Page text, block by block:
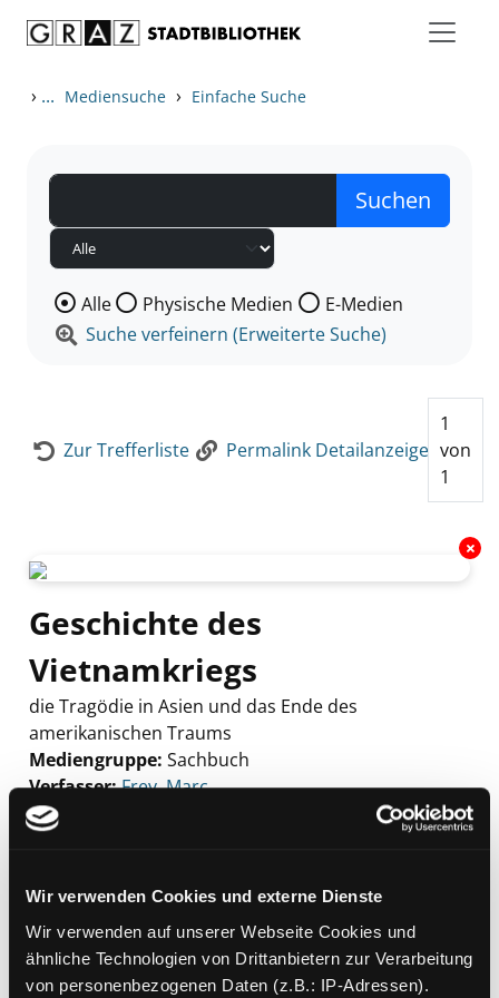
Wir verwenden Cookies und externe Dienste
Wir verwenden auf unserer Webseite Cookies und
ähnliche Technologien von Drittanbietern zur Verarbeitung
von personenbezogenen Daten (z.B.: IP-Adressen).
› ... Mediensuche › Einfache Suche
Wählen Sie die Medienart nach der Sie suchen wollen.
Alle Physische Medien
E-Medien
Suche verfeinern (Erweiterte Suche)
Zur Trefferliste Permalink Detailanzeige
1
von
1
Geschichte des
Vietnamkriegs
die Tragödie in Asien und das Ende des
amerikanischen Traums
Mediengruppe: Sachbuch
Verfasser:Suche nach diesem Verfasser
Frey, Marc
Beschreibung ein-/ausblenden
Mehr Informationen ein-/ausblenden
Exemplare